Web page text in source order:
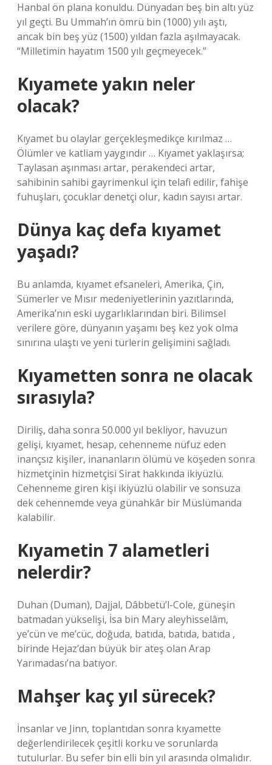
Hanbal ön plana konuldu. Dünyadan beş bin altı yüz
yıl geçti. Bu Ummah’ın ömrü bin (1000) yılı aştı,
ancak bin beş yüz (1500) yıldan fazla aşılmayacak.
“Milletimin hayatım 1500 yılı geçmeyecek.”
Kıyamete yakın neler
olacak?
Kıyamet bu olaylar gerçekleşmedikçe kırılmaz …
Ölümler ve katliam yaygındır … Kıyamet yaklaşırsa;
Taylasan aşınması artar, perakendeci artar,
sahibinin sahibi gayrimenkul için telafi edilir, fahişe
fuhuşları, çocuklar denetçi olur, kadın sayısı artar.
Dünya kaç defa kıyamet
yaşadı?
Bu anlamda, kıyamet efsaneleri, Amerika, Çin,
Sümerler ve Mısır medeniyetlerinin yazıtlarında,
Amerika’nın eski uygarlıklarından biri. Bilimsel
verilere göre, dünyanın yaşamı beş kez yok olma
sınırına ulaştı ve yeni türlerin gelişimini sağladı.
Kıyametten sonra ne olacak
sırasıyla?
Diriliş, daha sonra 50.000 yıl bekliyor, havuzun
gelişi, kıyamet, hesap, cehenneme nüfuz eden
inançsız kişiler, inananların ölümü ve köşeden sonra
hizmetçinin hizmetçisi Sirat hakkında ikiyüzlü.
Cehenneme giren kişi ikiyüzlü olabilir ve sonsuza
dek cehennemde veya günahkâr bir Müslümanda
kalabilir.
Kıyametin 7 alametleri
nelerdir?
Duhan (Duman), Dajjal, Dâbbetü’l-Cole, güneşin
batmadan yükselişi, İsa bin Mary aleyhisselâm,
ye’cün ve me’cüc, doğuda, batıda, batıda, batıda ,
birinde Hejaz’dan büyük bir ateş olan Arap
Yarımadası’na batıyor.
Mahşer kaç yıl sürecek?
İnsanlar ve Jinn, toplantıdan sonra kıyamette
değerlendirilecek çeşitli korku ve sorunlarda
tutulurlar. Bu sefer bin elli bin yıl arasında olmalıdır.